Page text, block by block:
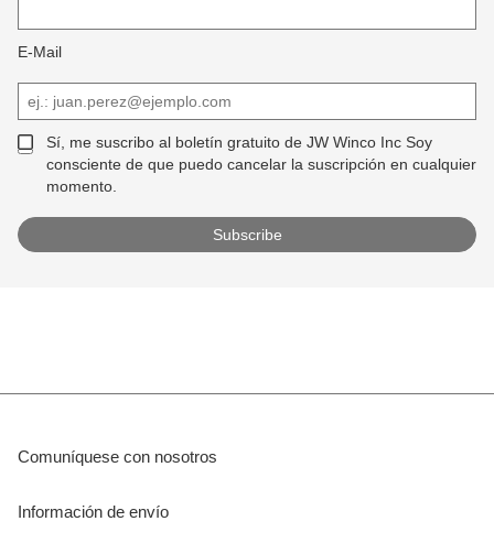
E-Mail
Sí, me suscribo al boletín gratuito de JW Winco Inc Soy
consciente de que puedo cancelar la suscripción en cualquier
momento.
Comuníquese con nosotros
Información de envío